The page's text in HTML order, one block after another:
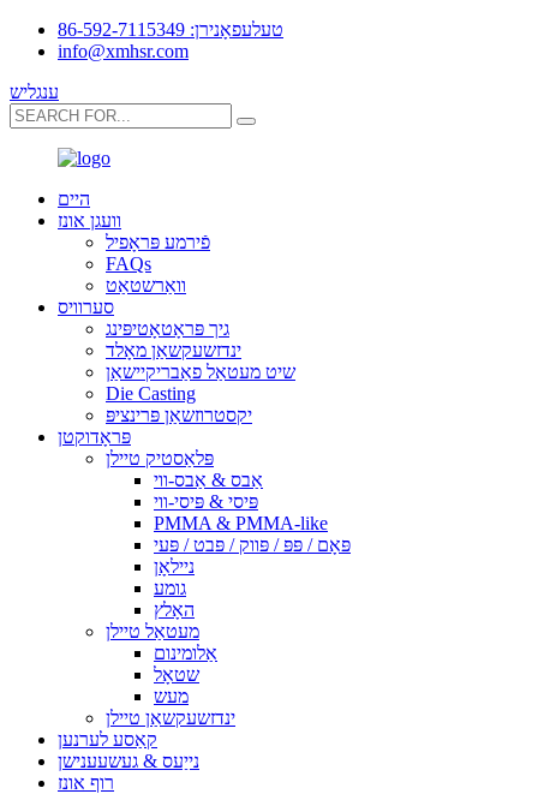
טעלעפאָנירן: 86-592-7115349
info@xmhsr.com
ענגליש
היים
וועגן אונז
פֿירמע פּראָפיל
FAQs
וואַרשטאַט
סערוויס
גיך פּראָטאָטיפּינג
ינדזשעקשאַן מאָלד
שיט מעטאַל פאַבריקיישאַן
Die Casting
יקסטרוזשאַן פּרינציפּ
פּראָדוקטן
פּלאַסטיק טיילן
אַבס & אַבס-ווי
פּיסי & פּיסי-ווי
PMMA & PMMA-like
פּאָם / פּפּ / פּווק / פּבט / פּעי
ניילאָן
גומע
האָלץ
מעטאַל טיילן
אַלומינום
שטאָל
מעש
ינדזשעקשאַן טיילן
קאַסע לערנען
נייַעס & געשעענישן
רוף אונז